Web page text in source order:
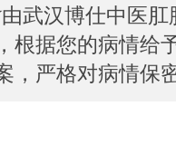
由武汉博仕中医
根据您的病情给
，严格对病情保